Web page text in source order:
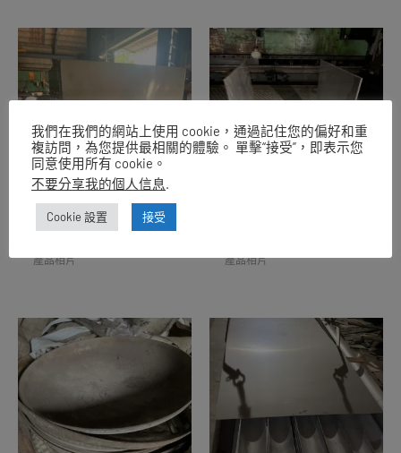
儲物箱
產品相片 產品相片
我們在我們的網站上使用 cookie，通過記住您的偏好和重
複訪問，為您提供最相關的體驗。 單擊“接受”，即表示您
同意使用所有 cookie。
不要分享我的個人信息
Cookie 設置 接受